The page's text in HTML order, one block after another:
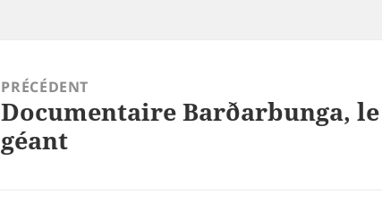
PRÉCÉDENT
Article
précédent :
Documentaire Barðarbunga,
géant